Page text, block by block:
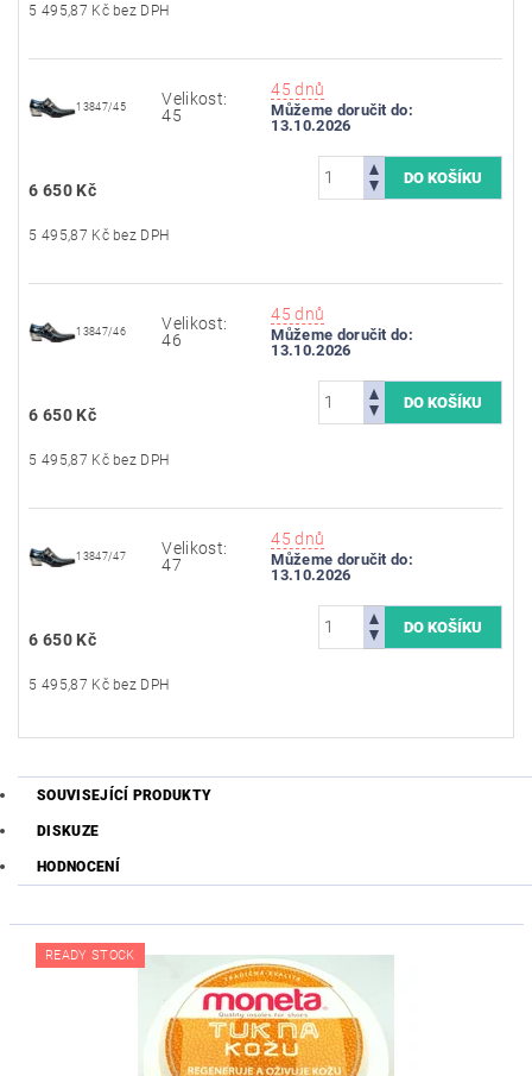
5 495,87 Kč bez DPH
13847/45
Velikost:
45
45 dnů
Můžeme doručit do:
13.10.2026
6 650 Kč
5 495,87 Kč bez DPH
13847/46
Velikost:
46
45 dnů
Můžeme doručit do:
13.10.2026
6 650 Kč
5 495,87 Kč bez DPH
13847/47
Velikost:
47
45 dnů
Můžeme doručit do:
13.10.2026
6 650 Kč
5 495,87 Kč bez DPH
SOUVISEJÍCÍ PRODUKTY
DISKUZE
HODNOCENÍ
READY STOCK